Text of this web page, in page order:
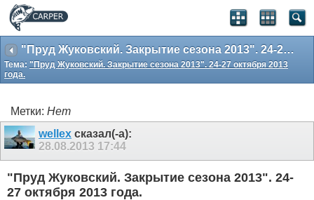
"Пруд Жуковский. Закрытие сезона 2013". 24-27 октября 2013 года.
Тема: "Пруд Жуковский. Закрытие сезона 2013". 24-27 октября 2013
года.
Метки: Нет
wellex сказал(-а):
28.08.2013 17:44
"Пруд Жуковский. Закрытие сезона 2013". 24-
27 октября 2013 года.